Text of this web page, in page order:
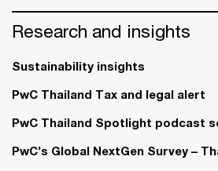
Research and insights
Sustainability insights
PwC Thailand Tax and legal alert
PwC Thailand Spotlight podcast
PwC’s Global NextGen Survey –